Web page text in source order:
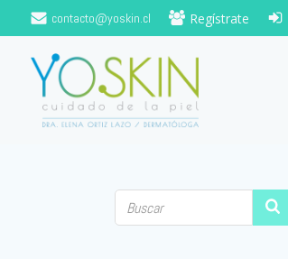
Saltar
al
contenido
contacto@yoskin.cl Regístrate